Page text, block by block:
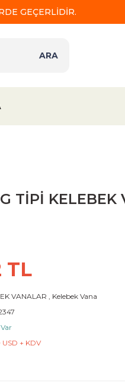
GEÇERLİDİR.
ARA
TİPİ KELEBEK
TL
VANALAR , Kelebek Vana
+ KDV